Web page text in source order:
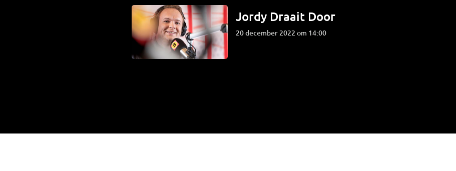
Jordy Draait Door
20 december 2022 om 14:00